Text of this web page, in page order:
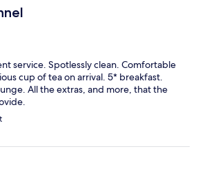
service. Spotlessly clean. Comfortable
cup of tea on arrival. 5* breakfast.
All the extras, and more, that the